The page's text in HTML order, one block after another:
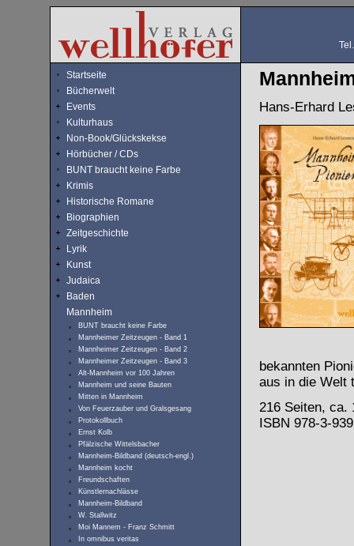
Startseite
Bücherwelt
Events
Kulturhaus
Non-Book/Glückskekse
Hörbücher / CDs
BUNT braucht keine Farbe
Krimis
Historische Romane
Biographien
Zeitgeschichte
Lyrik
Kunst
Judaica
Baden
Mannheim
BUNT braucht keine Farbe
Mannheimer Zeitzeugen - Band 1
Mannheimer Zeitzeugen - Band 2
Mannheimer Zeitzeugen - Band 3
Alt-Mannheim vor 100 Jahren
Mannheim und seine Bauten
Mitten in Mannheim
Von Feuerzauber und Gralsgesang
Protokollbuch
Ernst Kolb
Pfälzische Wittelsbacher
Mannheim-Bildband (deutsch-engl.)
Mannheim kocht
Freundschaften
Künstlernachlässe
Mannheim-Bildband
W. Stallwitz
Moi Mannem - Franz Schmitt
In omnibus veritas
Hans-Erhard
bekannten
aus in die Welt
216 Seiten, ca.
ISBN 978-3-